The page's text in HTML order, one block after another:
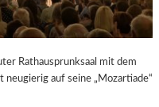
Rathausprunksaal mit dem
auf seine „Mozartiade“